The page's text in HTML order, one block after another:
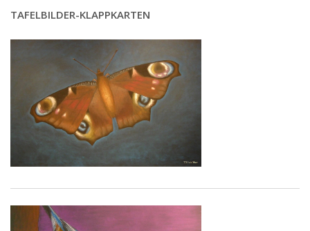
TAFELBILDER-KLAPPKARTEN